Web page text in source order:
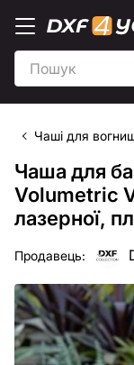
Чаші для
Чаша для
Volumetric
лазерної,
Продавець: